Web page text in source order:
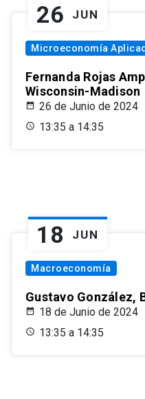
26 JUN
Microeconomía
Fernanda Rojas
Wisconsin-Madison
26 de Junio de 2024
13:35 a 14:35
18 JUN
Macroeconomía
Gustavo González,
18 de Junio de 2024
13:35 a 14:35